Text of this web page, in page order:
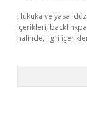
Hukuka ve yasal
içerikleri,
halinde, ilgili